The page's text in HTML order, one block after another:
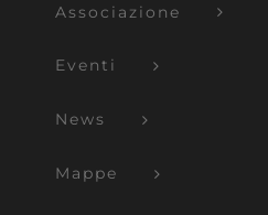
Associazione
Eventi
News
Mappe